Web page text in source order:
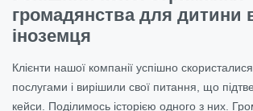
громадянства для дитини
іноземця
Клієнти нашої компанії успішно
послугами і вирішили свої питання, що
кейси. Поділимось історією одного з них.